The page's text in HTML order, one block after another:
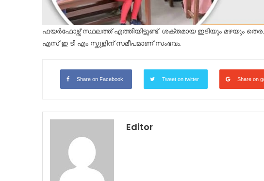
ഫയർഫോഴ്സ് സ്ഥലത്ത് എത്തിയിട്ടുണ്ട്. ശക്തമായ ഇടിയും മഴയും
എസ് ഇ ടി എം സ്കൂളിന് സമീപമാണ് സംഭവം.
Share on Facebook Tweet on twitter Share on
Editor